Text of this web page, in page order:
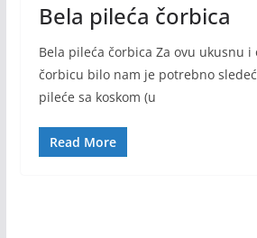
Bela pileća čorbica
Bela pileća čorbica Za ovu ukusnu
čorbicu bilo nam je potrebno
pileće sa koskom (u
Read More